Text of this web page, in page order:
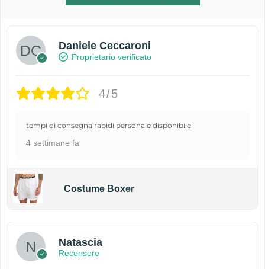
Daniele Ceccaroni
Proprietario verificato
4/5
tempi di consegna rapidi personale disponibile
4 settimane fa
Costume Boxer
Natascia
Recensore